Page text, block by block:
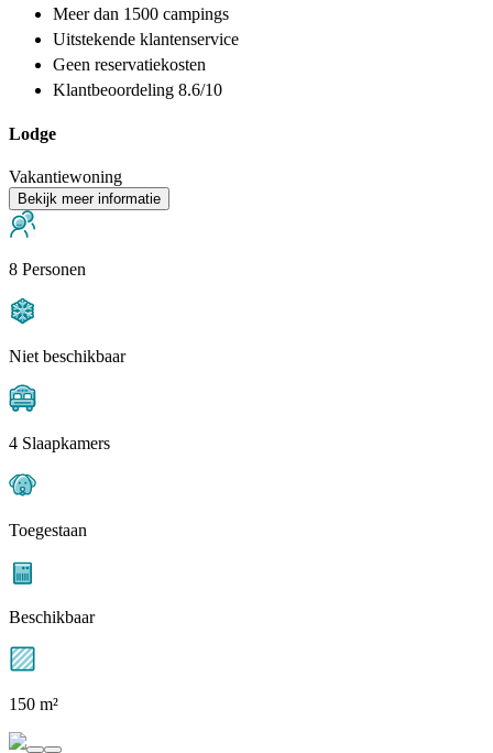
Meer dan 1500 campings
Uitstekende klantenservice
Geen reservatiekosten
Klantbeoordeling 8.6/10
Lodge
Vakantiewoning
Bekijk meer informatie
8 Personen
Niet beschikbaar
4 Slaapkamers
Toegestaan
Beschikbaar
150 m²